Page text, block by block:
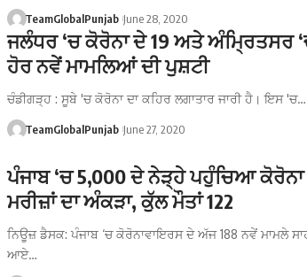
TeamGlobalPunjab June 28, 2020
ਜਲੰਧਰ ‘ਚ ਕੋਰੋਨਾ ਦੇ 19 ਅਤੇ ਅੰਮ੍ਰਿਤਸਰ
ਹੋਰ ਨਵੇਂ ਮਾਮਲਿਆਂ ਦੀ ਪੁਸ਼ਟੀ
ਚੰਡੀਗੜ੍ਹ : ਸੂਬੇ 'ਚ ਕੋਰੋਨਾ ਦਾ ਕਹਿਰ ਲਗਾਤਾਰ ਜਾਰੀ ਹੈ। ਇਸ 'ਚ…
TeamGlobalPunjab June 27, 2020
ਪੰਜਾਬ ‘ਚ 5,000 ਦੇ ਨੇੜ੍ਹੇ ਪਹੁੰਚਿਆ ਕੋਰੋਨਾ
ਮਰੀਜ਼ਾਂ ਦਾ ਅੰਕੜਾ, ਕੁੱਲ ਮੌਤਾਂ 122
ਨਿਊਜ਼ ਡੈਸਕ: ਪੰਜਾਬ ‘ਚ ਕੋਰੋਨਾਵਾਇਰਸ ਦੇ ਅੱਜ 188 ਨਵੇਂ ਮਾਮਲੇ
ਆਏ…